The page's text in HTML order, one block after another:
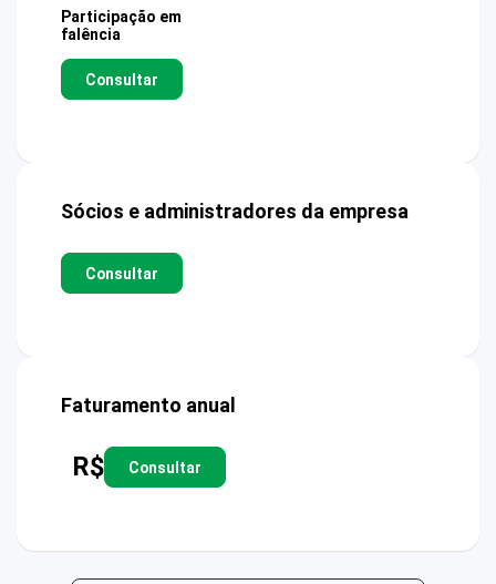
Participação em
falência
Consultar
Sócios e administradores da empresa
Consultar
Faturamento anual
R$ Consultar